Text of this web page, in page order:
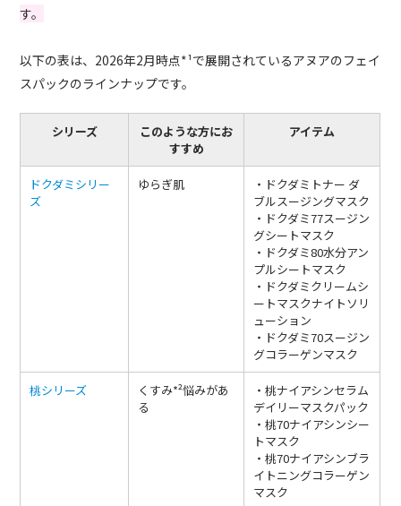
す。
以下の表は、2026年2月時点*¹で展開されているアヌアのフェイ
スパックのラインナップです。
シリーズ
このような方にお
すすめ
アイテム
ドクダミシリー
ズ
ゆらぎ肌
・ドクダミトナー ダ
ブルスージングマスク
・ドクダミ77スージン
グシートマスク
・ドクダミ80水分アン
プルシートマスク
・ドクダミクリームシ
ートマスクナイトソリ
ューション
・ドクダミ70スージン
グコラーゲンマスク
桃シリーズ
くすみ*²悩みがあ
る
・桃ナイアシンセラム
デイリーマスクパック
・桃70ナイアシンシー
トマスク
・桃70ナイアシンブラ
イトニングコラーゲン
マスク